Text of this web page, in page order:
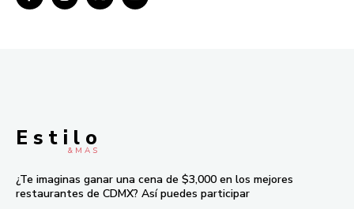
E s t i l o
& M À S
¿Te imaginas ganar una cena de $3,000 en los mejores
restaurantes de CDMX? Así puedes participar